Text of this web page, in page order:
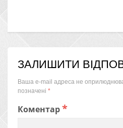
ЗАЛИШИТИ
Ваша e-mail адреса не
позначені *
Коментар*